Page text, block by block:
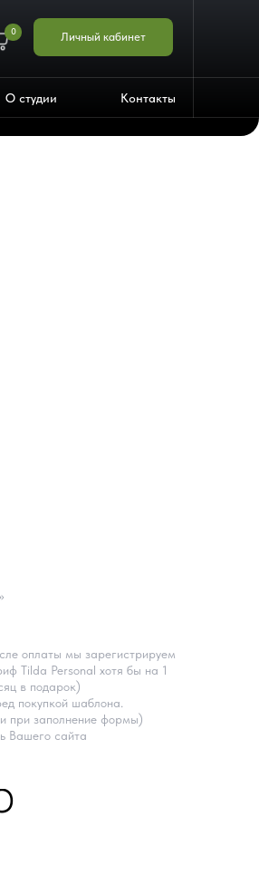
Личный кабинет
0
О студии Контакты
оплаты мы зарегистрируем
Tilda Personal хотя бы на 1
в подарок)
покупкой шаблона.
при заполнение формы)
Вашего сайта